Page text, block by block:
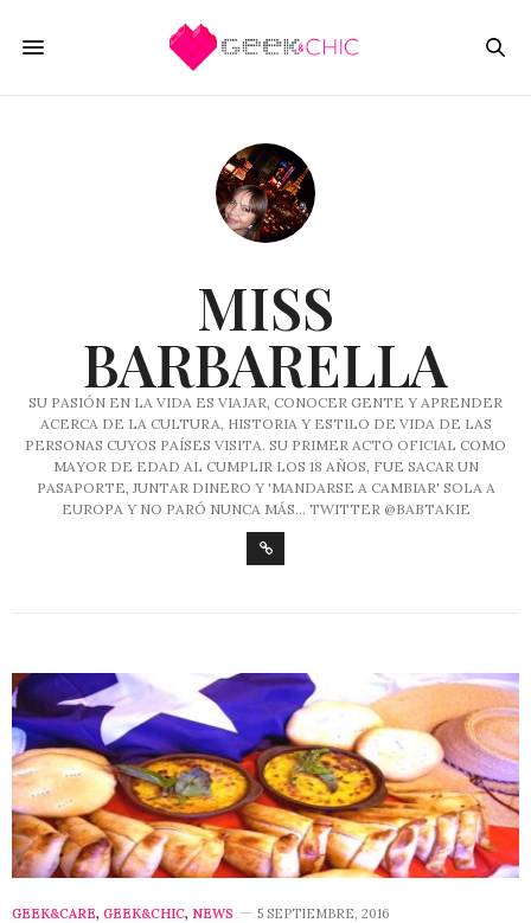
MISS
BARBARELLA
SU PASIÓN EN LA VIDA ES VIAJAR, CONOCER GENTE Y APRENDER
ACERCA DE LA CULTURA, HISTORIA Y ESTILO DE VIDA DE LAS
PERSONAS CUYOS PAÍSES VISITA. SU PRIMER ACTO OFICIAL COMO
MAYOR DE EDAD AL CUMPLIR LOS 18 AÑOS, FUE SACAR UN
PASAPORTE, JUNTAR DINERO Y 'MANDARSE A CAMBIAR' SOLA A
EUROPA Y NO PARÓ NUNCA MÁS... TWITTER @BABTAKIE
GEEK&CARE, GEEK&CHIC, NEWS 5 SEPTIEMBRE, 2016